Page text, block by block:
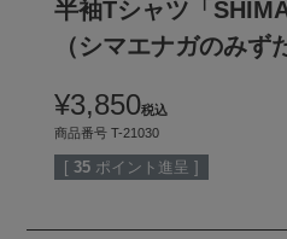
半袖Tシャツ「
（シマエナガのみず
¥3,850税込
商品番号 T-21030
[ 35 ポイント進呈 ]